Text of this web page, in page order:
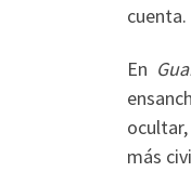
cuenta.
En
más